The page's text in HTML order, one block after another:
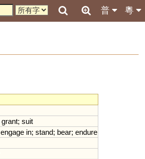
粵
普
grant; suit
engage in; stand; bear; endure